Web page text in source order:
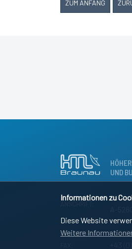
Informationen zu
Diese Website
Weitere
ZUM ANFANG
UND
SEKRETARIAT: +43